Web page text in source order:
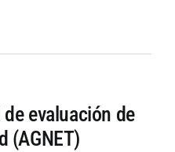
evaluación de
(AGNET)